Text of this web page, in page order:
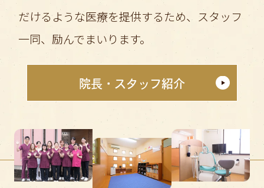
だけるような医療を提供するため、スタッフ
一同、励んでまいります。
院長・スタッフ紹介